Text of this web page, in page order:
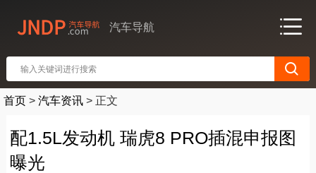
汽车导航
首页 > 汽车资讯 > 正文
配1.5L发动机 瑞虎8 PRO插混申报图
曝光